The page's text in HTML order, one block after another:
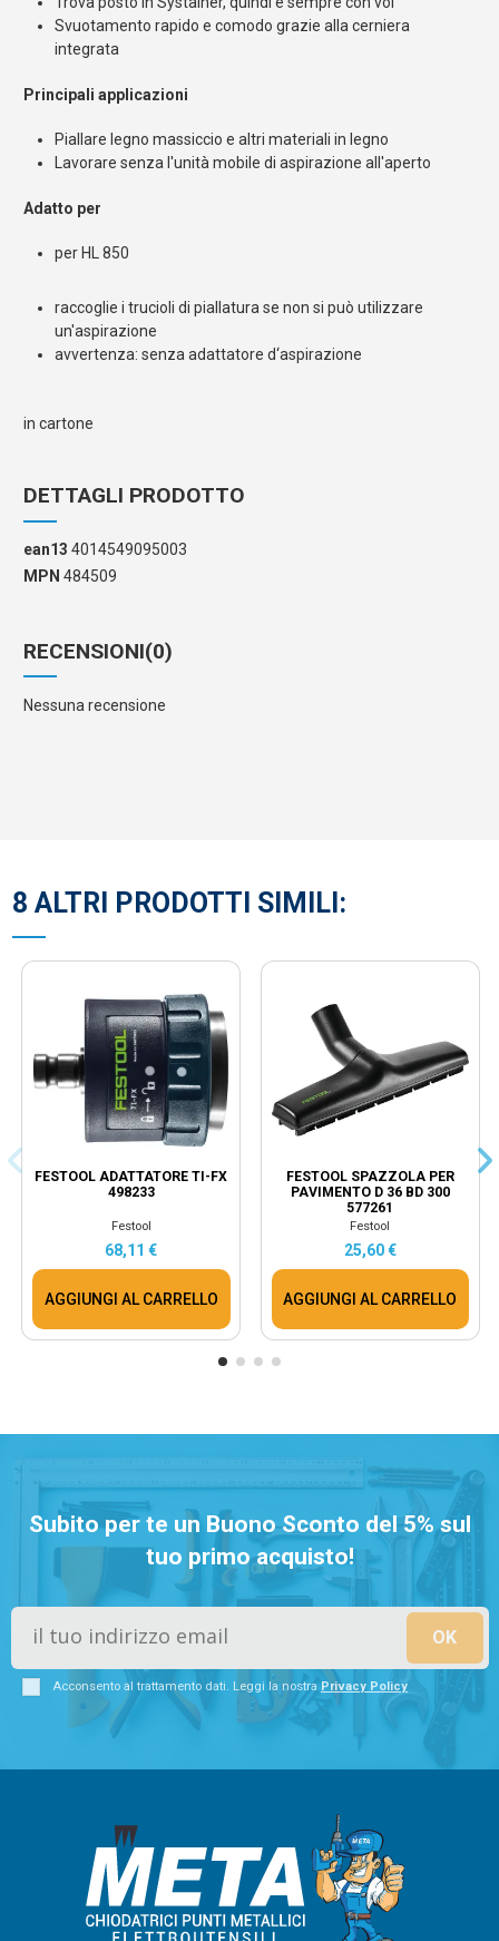
Svuotamento rapido e comodo grazie alla cerniera
integrata
Principali applicazioni
Piallare legno massiccio e altri materiali in legno
Lavorare senza l'unità mobile di aspirazione all'aperto
Adatto per
per HL 850
raccoglie i trucioli di piallatura se non si può utilizzare
un'aspirazione
avvertenza: senza adattatore d‘aspirazione
in cartone
DETTAGLI PRODOTTO
ean13 4014549095003
MPN 484509
RECENSIONI(0)
Nessuna recensione
8 ALTRI PRODOTTI SIMILI:
FESTOOL ADATTATORE TI-FX
498233
Festool
68,11 €
AGGIUNGI AL CARRELLO
FESTOOL SPAZZOLA PER
PAVIMENTO D 36 BD 300
577261
Festool
25,60 €
AGGIUNGI AL CARRELLO
Subito per te un Buono Sconto del 5% sul
tuo primo acquisto!
Acconsento al trattamento dati. Leggi la nostra Privacy Policy